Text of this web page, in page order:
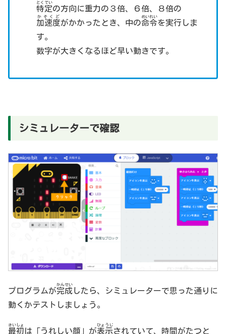
特定
とくてい
の方向に重力の３倍、６倍、８倍の
加速度
かそくど
がかかったとき、中の命令
めいれい
を実行しま
す。
数字が大きくなるほど早い動きです。
シミュレーターで確認
プログラムが完成
かんせい
したら、シミュレーターで思った通りに
動くかテストしましょう。
最初
さいしょ
は「うれしい顔」が表示
ひょうじ
されていて、時間がたつと